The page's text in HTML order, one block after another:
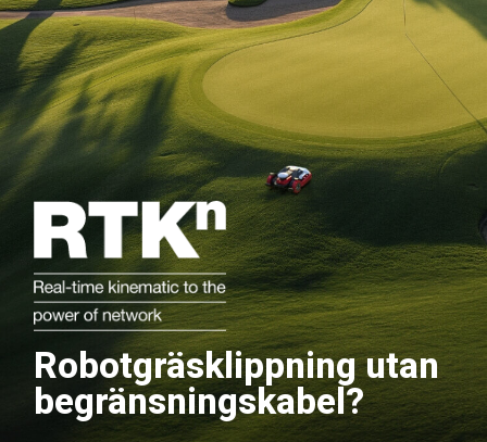
Robotgräsklippning utan
begränsningskabel?